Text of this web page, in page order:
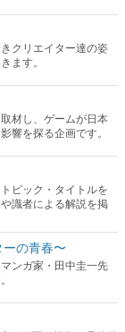
クリエイター達の姿
ます。
材し、ゲームが日本
響を探る企画です。
ピック・タイトルを
識者による解説を掲
の青春〜
ンガ家・田中圭一先